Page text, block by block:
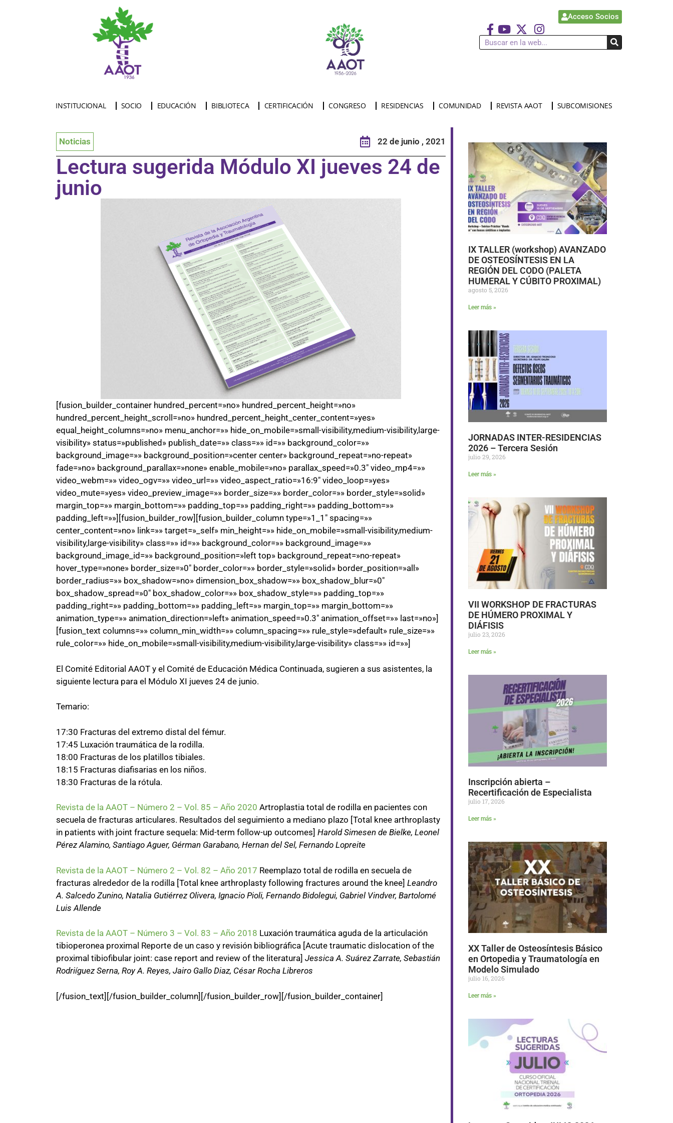
Acceso Socios
INSTITUCIONAL SOCIO EDUCACIÓN BIBLIOTECA CERTIFICACIÓN CONGRESO RESIDENCIAS COMUNIDAD REVISTA AAOT SUBCOMISIONES
Noticias 22 de junio , 2021
Lectura sugerida Módulo XI jueves 24 de
junio
[fusion_builder_container hundred_percent=»no» hundred_percent_height=»no»
hundred_percent_height_scroll=»no» hundred_percent_height_center_content=»yes»
equal_height_columns=»no» menu_anchor=»» hide_on_mobile=»small-visibility,medium-visibility,large-
visibility» status=»published» publish_date=»» class=»» id=»» background_color=»»
background_image=»» background_position=»center center» background_repeat=»no-repeat»
fade=»no» background_parallax=»none» enable_mobile=»no» parallax_speed=»0.3″ video_mp4=»»
video_webm=»» video_ogv=»» video_url=»» video_aspect_ratio=»16:9″ video_loop=»yes»
video_mute=»yes» video_preview_image=»» border_size=»» border_color=»» border_style=»solid»
margin_top=»» margin_bottom=»» padding_top=»» padding_right=»» padding_bottom=»»
padding_left=»»][fusion_builder_row][fusion_builder_column type=»1_1″ spacing=»»
center_content=»no» link=»» target=»_self» min_height=»» hide_on_mobile=»small-visibility,medium-
visibility,large-visibility» class=»» id=»» background_color=»» background_image=»»
background_image_id=»» background_position=»left top» background_repeat=»no-repeat»
hover_type=»none» border_size=»0″ border_color=»» border_style=»solid» border_position=»all»
border_radius=»» box_shadow=»no» dimension_box_shadow=»» box_shadow_blur=»0″
box_shadow_spread=»0″ box_shadow_color=»» box_shadow_style=»» padding_top=»»
padding_right=»» padding_bottom=»» padding_left=»» margin_top=»» margin_bottom=»»
animation_type=»» animation_direction=»left» animation_speed=»0.3″ animation_offset=»» last=»no»]
[fusion_text columns=»» column_min_width=»» column_spacing=»» rule_style=»default» rule_size=»»
rule_color=»» hide_on_mobile=»small-visibility,medium-visibility,large-visibility» class=»» id=»»]
El Comité Editorial AAOT y el Comité de Educación Médica Continuada, sugieren a sus asistentes, la
siguiente lectura para el Módulo XI jueves 24 de junio.
Temario:
17:30 Fracturas del extremo distal del fémur.
17:45 Luxación traumática de la rodilla.
18:00 Fracturas de los platillos tibiales.
18:15 Fracturas diafisarias en los niños.
18:30 Fracturas de la rótula.
Revista de la AAOT – Número 2 – Vol. 85 – Año 2020 Artroplastia total de rodilla en pacientes con
secuela de fracturas articulares. Resultados del seguimiento a mediano plazo [Total knee arthroplasty
in patients with joint fracture sequela: Mid-term follow-up outcomes] Harold Simesen de Bielke, Leonel
Pérez Alamino, Santiago Aguer, Gérman Garabano, Hernan del Sel, Fernando Lopreite
Revista de la AAOT – Número 2 – Vol. 82 – Año 2017 Reemplazo total de rodilla en secuela de
fracturas alrededor de la rodilla [Total knee arthroplasty following fractures around the knee] Leandro
A. Salcedo Zunino, Natalia Gutiérrez Olivera, Ignacio Pioli, Fernando Bidolegui, Gabriel Vindver, Bartolomé
Luis Allende
Revista de la AAOT – Número 3 – Vol. 83 – Año 2018 Luxación traumática aguda de la articulación
tibioperonea proximal Reporte de un caso y revisión bibliográfica [Acute traumatic dislocation of the
proximal tibiofibular joint: case report and review of the literatura] Jessica A. Suárez Zarrate, Sebastián
Rodriíguez Serna, Roy A. Reyes, Jairo Gallo Diaz, César Rocha Libreros
[/fusion_text][/fusion_builder_column][/fusion_builder_row][/fusion_builder_container]
IX TALLER (workshop) AVANZADO
DE OSTEOSÍNTESIS EN LA
REGIÓN DEL CODO (PALETA
HUMERAL Y CÚBITO PROXIMAL)
agosto 5, 2026
Leer más »
JORNADAS INTER-RESIDENCIAS
2026 – Tercera Sesión
julio 29, 2026
Leer más »
VII WORKSHOP DE FRACTURAS
DE HÚMERO PROXIMAL Y
DIÁFISIS
julio 23, 2026
Leer más »
Inscripción abierta –
Recertificación de Especialista
julio 17, 2026
Leer más »
XX Taller de Osteosíntesis Básico
en Ortopedia y Traumatología en
Modelo Simulado
julio 16, 2026
Leer más »